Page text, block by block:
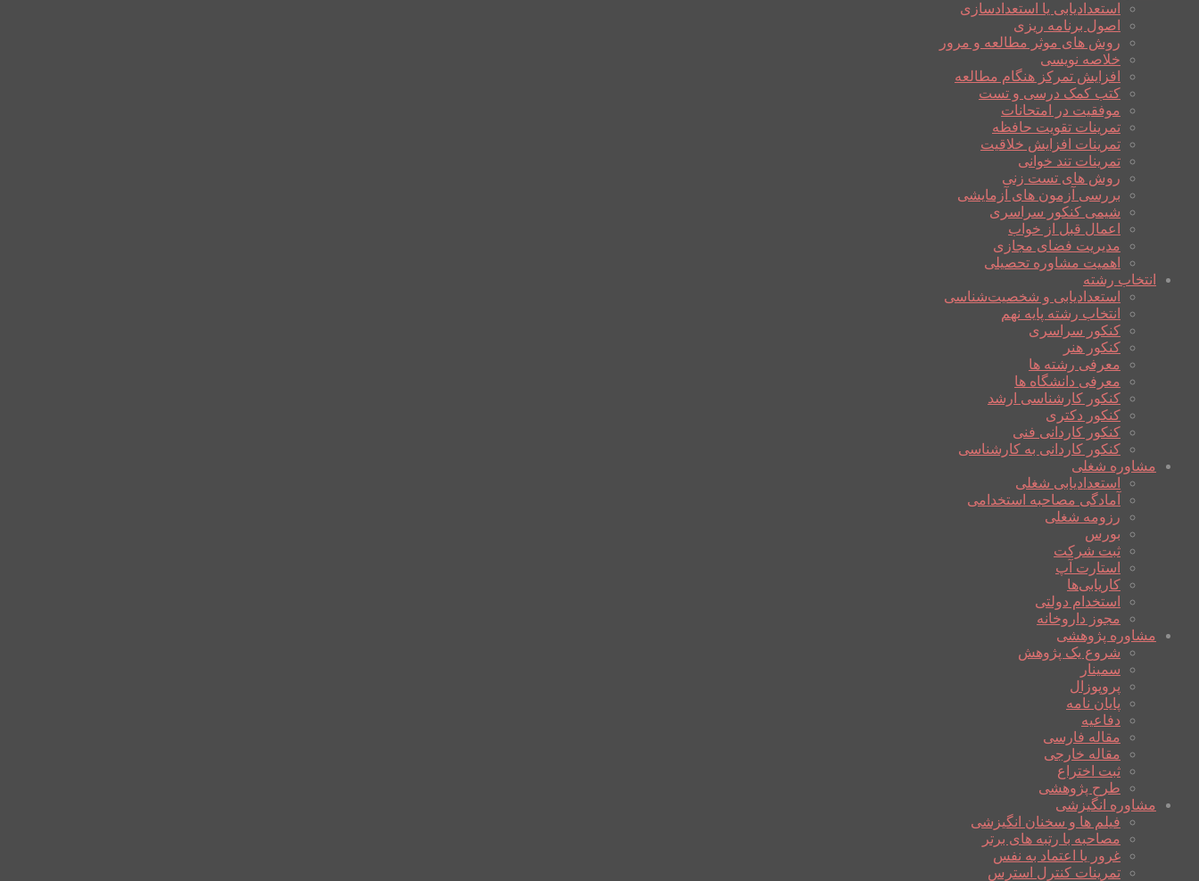
استعدادیابی یا استعدادسازی
اصول برنامه ریزی
روش های موثر مطالعه و مرور
خلاصه نویسی
افزایش تمرکز هنگام مطالعه
کتب کمک درسی و تست
موفقیت در امتحانات
تمرینات تقویت حافظه
تمرینات افزایش خلاقیت
تمرینات تند خوانی
روش های تست زنی
بررسی آزمون های آزمایشی
شیمی کنکور سراسری
اعمال قبل از خواب
مدیریت فضای مجازی
اهمیت مشاوره تحصیلی
انتخاب رشته
استعدادیابی و شخصیت‌شناسی
انتخاب رشته پایه نهم
کنکور سراسری
کنکور هنر
معرفی رشته ها
معرفی دانشگاه ها
کنکور کارشناسی ارشد
کنکور دکتری
کنکور کاردانی فنی
کنکور کاردانی به کارشناسی
مشاوره شغلی
استعدادیابی شغلی
آمادگی مصاحبه استخدامی
رزومه شغلی
بورس
ثبت شرکت
استارت آپ
کاریابی‌ها
استخدام دولتی
مجوز داروخانه
مشاوره پژوهشی
شروع یک پژوهش
سمینار
پروپوزال
پایان نامه
دفاعیه
مقاله فارسی
مقاله خارجی
ثبت اختراع
طرح پژوهشی
مشاوره انگیزشی
فیلم ها و سخنان انگیزشی
مصاحبه با رتبه های برتر
غرور یا اعتماد به نفس
تمرینات کنترل استرس